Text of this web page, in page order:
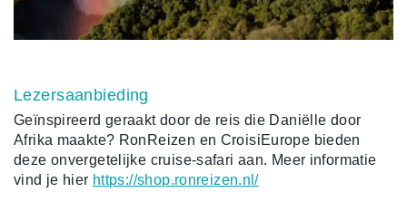
Lezersaanbieding
Geïnspireerd geraakt door de reis die Daniëlle door
Afrika maakte? RonReizen en CroisiEurope bieden
deze onvergetelijke cruise-safari aan. Meer informatie
vind je hier https://shop.ronreizen.nl/